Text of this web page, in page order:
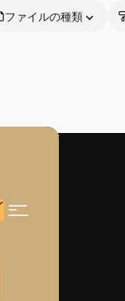
ファイルの種類
運営